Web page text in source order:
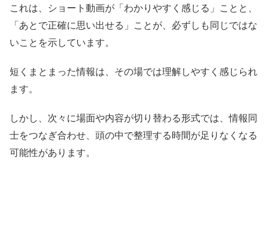
これは、ショート動画が「わかりやすく感じる」ことと、
「あとで正確に思い出せる」ことが、必ずしも同じではな
いことを示しています。
短くまとまった情報は、その場では理解しやすく感じられ
ます。
しかし、次々に場面や内容が切り替わる形式では、情報同
士をつなぎ合わせ、頭の中で整理する時間が足りなくなる
可能性があります。